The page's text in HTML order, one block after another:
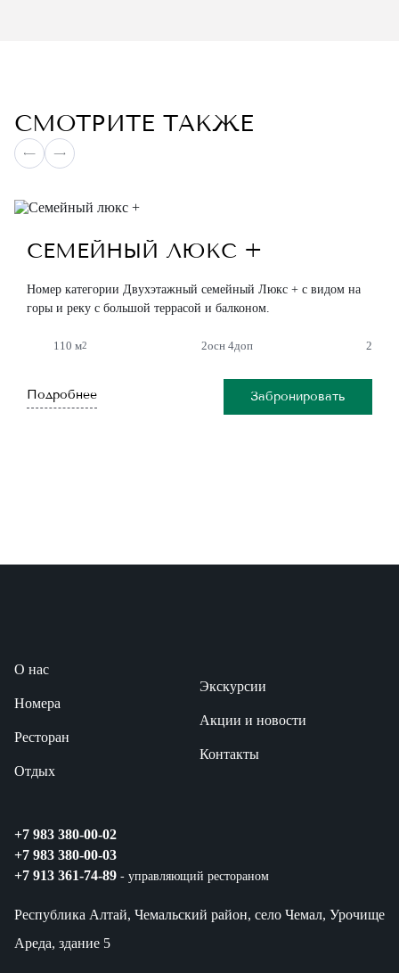
СМОТРИТЕ ТАКЖЕ
СЕМЕЙНЫЙ ЛЮКС +
Номер категории Двухэтажный семейный Люкс + с видом на
горы и реку с большой террасой и балконом.
110 м2 2осн 4доп 2
Подробнее Забронировать
О нас
Номера
Ресторан
Отдых
Экскурсии
Акции и новости
Контакты
+7 983 380-00-02
+7 983 380-00-03
+7 913 361-74-89 - управляющий рестораном
Республика Алтай, Чемальский район, село Чемал, Урочище
Ареда, здание 5